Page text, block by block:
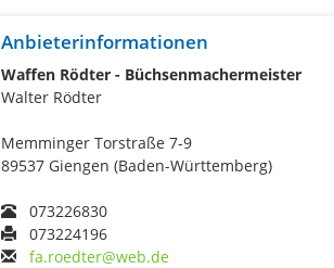
Anbieterinformationen
Waffen Rödter - Büchsenmachermeister
Walter Rödter
Memminger Torstraße 7-9
89537 Giengen (Baden-Württemberg)
073226830
073224196
fa.roedter@web.de